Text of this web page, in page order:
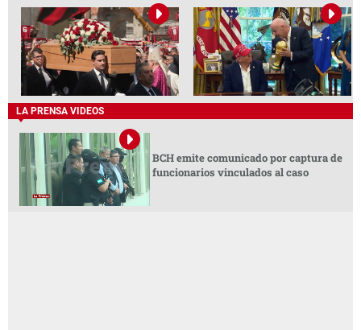
LA PRENSA VIDEOS
BCH emite comunicado por captura de
funcionarios vinculados al caso